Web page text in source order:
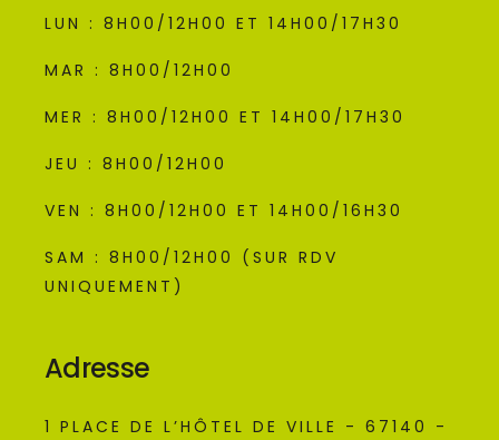
LUN : 8H00/12H00 ET 14H00/17H30
MAR : 8H00/12H00
MER : 8H00/12H00 ET 14H00/17H30
JEU : 8H00/12H00
VEN : 8H00/12H00 ET 14H00/16H30
SAM : 8H00/12H00 (SUR RDV
UNIQUEMENT)
Adresse
1 PLACE DE L’HÔTEL DE VILLE - 67140 -